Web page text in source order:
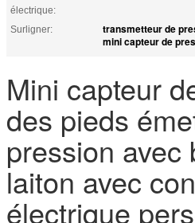
électrique:
Surligner: transmetteur de
mini capteur de
Mini capteur
des pieds
pression avec
laiton avec
électrique